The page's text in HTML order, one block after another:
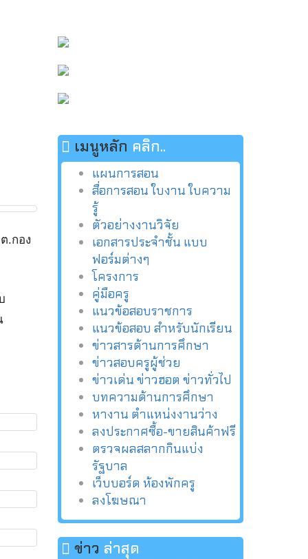
.กอง
เมนูหลัก คลิก..
แผนการสอน
สื่อการสอน ใบงาน ใบความ
รู้
ตัวอย่างงานวิจัย
เอกสารประจำชั้น แบบ
ฟอร์มต่างๆ
โครงการ
คู่มือครู
แนวข้อสอบราชการ
แนวข้อสอบ สำหรับนักเรียน
ข่าวสารด้านการศึกษา
ข่าวสอบครูผู้ช่วย
ข่าวเด่น ข่าวฮอต ข่าวทั่วไป
บทความด้านการศึกษา
หางาน ตำแหน่งงานว่าง
ลงประกาศซื้อ-ขายสินค้าฟรี
ตรวจผลสลากกินแบ่ง
รัฐบาล
เว็บบอร์ด ห้องพักครู
ลงโฆษณา
ข่าว ล่าสุด